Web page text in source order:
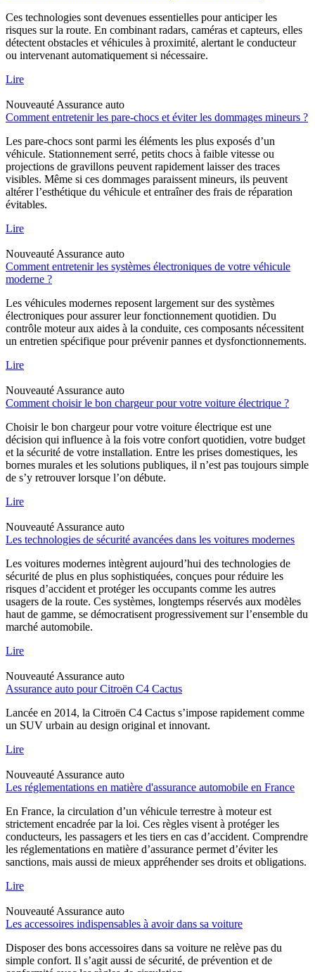
Ces technologies sont devenues essentielles pour anticiper les
risques sur la route. En combinant radars, caméras et capteurs, elles
détectent obstacles et véhicules à proximité, alertant le conducteur
ou intervenant automatiquement si nécessaire.
Lire
Nouveauté Assurance auto
Comment entretenir les pare-chocs et éviter les dommages mineurs ?
Les pare-chocs sont parmi les éléments les plus exposés d’un
véhicule. Stationnement serré, petits chocs à faible vitesse ou
projections de gravillons peuvent rapidement laisser des traces
visibles. Même si ces dommages paraissent mineurs, ils peuvent
altérer l’esthétique du véhicule et entraîner des frais de réparation
évitables.
Lire
Nouveauté Assurance auto
Comment entretenir les systèmes électroniques de votre véhicule
moderne ?
Les véhicules modernes reposent largement sur des systèmes
électroniques pour assurer leur fonctionnement quotidien. Du
contrôle moteur aux aides à la conduite, ces composants nécessitent
un entretien spécifique pour prévenir pannes et dysfonctionnements.
Lire
Nouveauté Assurance auto
Comment choisir le bon chargeur pour votre voiture électrique ?
Choisir le bon chargeur pour votre voiture électrique est une
décision qui influence à la fois votre confort quotidien, votre budget
et la sécurité de votre installation. Entre les prises domestiques, les
bornes murales et les solutions publiques, il n’est pas toujours simple
de s’y retrouver lorsque l’on débute.
Lire
Nouveauté Assurance auto
Les technologies de sécurité avancées dans les voitures modernes
Les voitures modernes intègrent aujourd’hui des technologies de
sécurité de plus en plus sophistiquées, conçues pour réduire les
risques d’accident et protéger les occupants comme les autres
usagers de la route. Ces systèmes, longtemps réservés aux modèles
haut de gamme, se démocratisent progressivement sur l’ensemble du
marché automobile.
Lire
Nouveauté Assurance auto
Assurance auto pour Citroën C4 Cactus
Lancée en 2014, la Citroën C4 Cactus s’impose rapidement comme
un SUV urbain au design original et innovant.
Lire
Nouveauté Assurance auto
Les réglementations en matière d'assurance automobile en France
En France, la circulation d’un véhicule terrestre à moteur est
strictement encadrée par la loi. Ces règles visent à protéger les
conducteurs, les passagers et les tiers en cas d’accident. Comprendre
les réglementations en matière d’assurance permet d’éviter les
sanctions, mais aussi de mieux appréhender ses droits et obligations.
Lire
Nouveauté Assurance auto
Les accessoires indispensables à avoir dans sa voiture
Disposer des bons accessoires dans sa voiture ne relève pas du
simple confort. Il s’agit aussi de sécurité, de prévention et de